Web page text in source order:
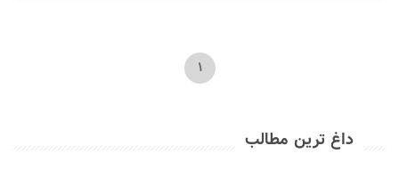
1
داغ ترین مطالب